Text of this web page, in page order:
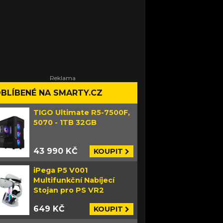
NA SMARTY.CZ
TIGO Ultimate R5-7500F,
5070 - 1TB 32GB
43 990 KČ KOUPIT
iPega P5 V001
Multifunkční Nabíjecí
Stojan pro PS VR2
649 KČ KOUPIT